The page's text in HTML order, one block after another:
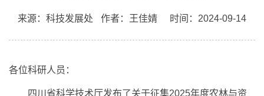
来源： 科技发展处 作者： 王佳婧 时间：2024-09-14
各位科研人员：
四川省科学技术厅发布了关于征集2025年度农林与资